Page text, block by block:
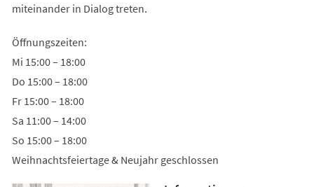
miteinander in Dialog treten.
Öffnungszeiten:
Mi 15:00 – 18:00
Do 15:00 – 18:00
Fr 15:00 – 18:00
Sa 11:00 – 14:00
So 15:00 – 18:00
Weihnachtsfeiertage & Neujahr geschlossen